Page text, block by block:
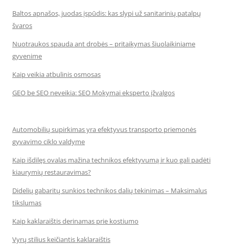
Baltos apnašos, juodas įspūdis: kas slypi už sanitarinių patalpų
švaros
Nuotraukos spauda ant drobės – pritaikymas šiuolaikiniame
gyvenime
Kaip veikia atbulinis osmosas
GEO be SEO neveikia: SEO Mokymai eksperto įžvalgos
Automobilių supirkimas yra efektyvus transporto priemonės
gyvavimo ciklo valdyme
Kaip išdilęs ovalas mažina technikos efektyvumą ir kuo gali padėti
kiaurymių restauravimas?
Didelių gabaritų sunkios technikos dalių tekinimas – Maksimalus
tikslumas
Kaip kaklaraištis derinamas prie kostiumo
Vyrų stilius keičiantis kaklaraištis